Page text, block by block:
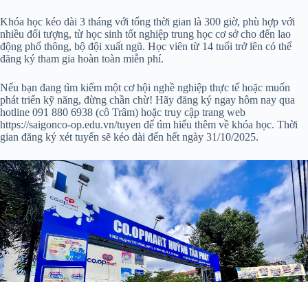
Khóa học kéo dài 3 tháng với tổng thời gian là 300 giờ, phù hợp với
nhiều đối tượng, từ học sinh tốt nghiệp trung học cơ sở cho đến lao
động phổ thông, bộ đội xuất ngũ. Học viên từ 14 tuổi trở lên có thể
đăng ký tham gia hoàn toàn miễn phí.
Nếu bạn đang tìm kiếm một cơ hội nghề nghiệp thực tế hoặc muốn
phát triển kỹ năng, đừng chần chừ! Hãy đăng ký ngay hôm nay qua
hotline 091 880 6938 (cô Trâm) hoặc truy cập trang web
https://saigonco-op.edu.vn/tuyen để tìm hiểu thêm về khóa học. Thời
gian đăng ký xét tuyển sẽ kéo dài đến hết ngày 31/10/2025.